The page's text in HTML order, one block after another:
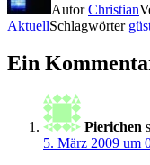
AutorChristian
AktuellSchlagwörter
Ein
Pierichen
5. März 2009 um